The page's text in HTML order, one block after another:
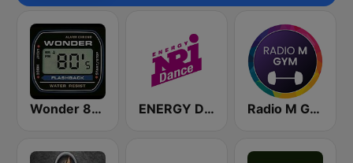
Wonder 80's ENERGY Dance Radio M GYM